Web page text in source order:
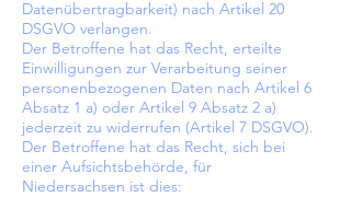
Datenübertragbarkeit) nach Artikel 20
DSGVO verlangen.
Der Betroffene hat das Recht, erteilte
Einwilligungen zur Verarbeitung seiner
personenbezogenen Daten nach Artikel 6
Absatz 1 a) oder Artikel 9 Absatz 2 a)
jederzeit zu widerrufen (Artikel 7 DSGVO).
Der Betroffene hat das Recht, sich bei
einer Aufsichtsbehörde, für
Niedersachsen ist dies: